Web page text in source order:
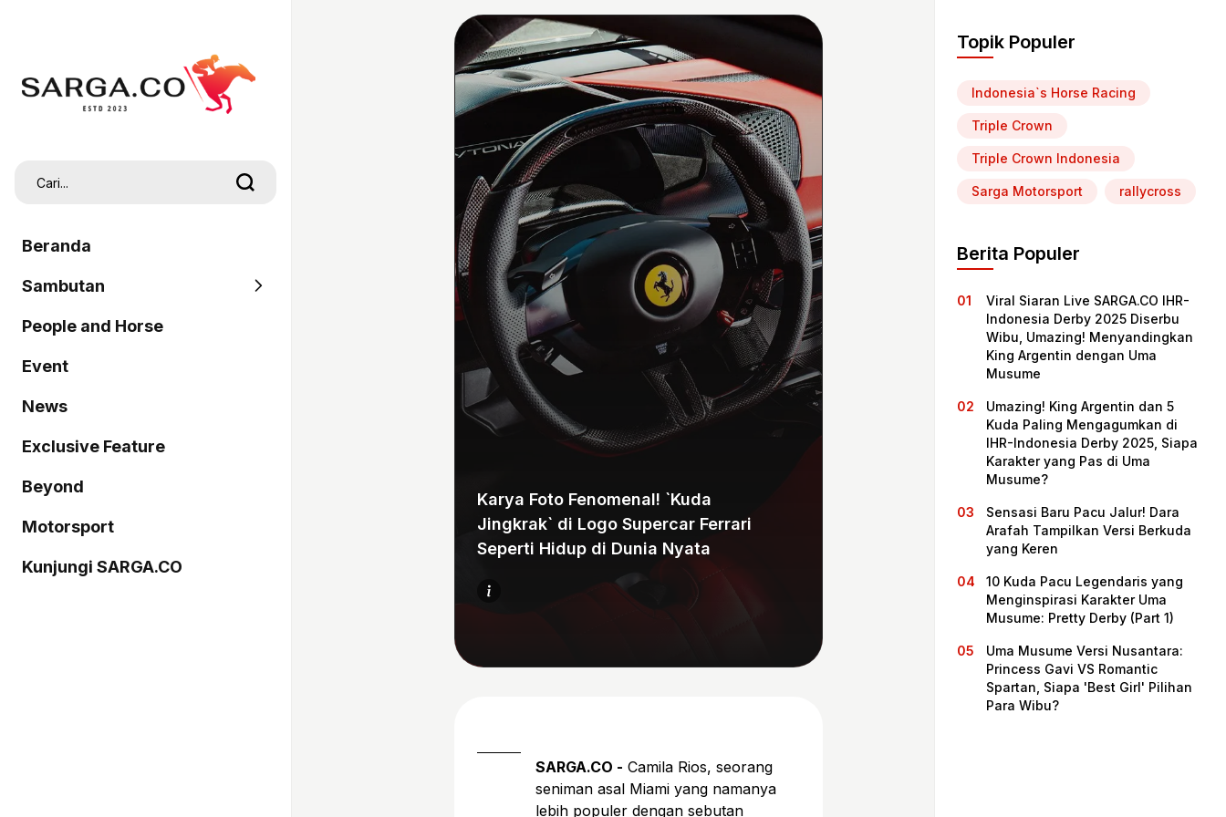
Beranda
Sambutan
SARGA
Pordasi
People and Horse
Event
News
Exclusive Feature
Beyond
Motorsport
Kunjungi SARGA.CO
Karya Foto Fenomenal! `Kuda
Jingkrak` di Logo Supercar Ferrari
Seperti Hidup di Dunia Nyata
SARGA.CO - Camila Rios, seorang
seniman asal Miami yang namanya
lebih populer dengan sebutan
Topik Populer
Indonesia`s Horse Racing
Triple Crown
Triple Crown Indonesia
Sarga Motorsport rallycross
Berita Populer
Viral Siaran Live SARGA.CO IHR-
Indonesia Derby 2025 Diserbu
Wibu, Umazing! Menyandingkan
King Argentin dengan Uma
Musume
Umazing! King Argentin dan 5
Kuda Paling Mengagumkan di
IHR-Indonesia Derby 2025, Siapa
Karakter yang Pas di Uma
Musume?
Sensasi Baru Pacu Jalur! Dara
Arafah Tampilkan Versi Berkuda
yang Keren
10 Kuda Pacu Legendaris yang
Menginspirasi Karakter Uma
Musume: Pretty Derby (Part 1)
Uma Musume Versi Nusantara:
Princess Gavi VS Romantic
Spartan, Siapa 'Best Girl' Pilihan
Para Wibu?